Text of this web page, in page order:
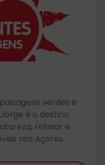
verdes e
é o destino
relaxar e
nos Açores.